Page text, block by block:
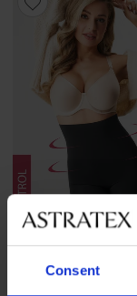
Consent
3+1 GRATIS